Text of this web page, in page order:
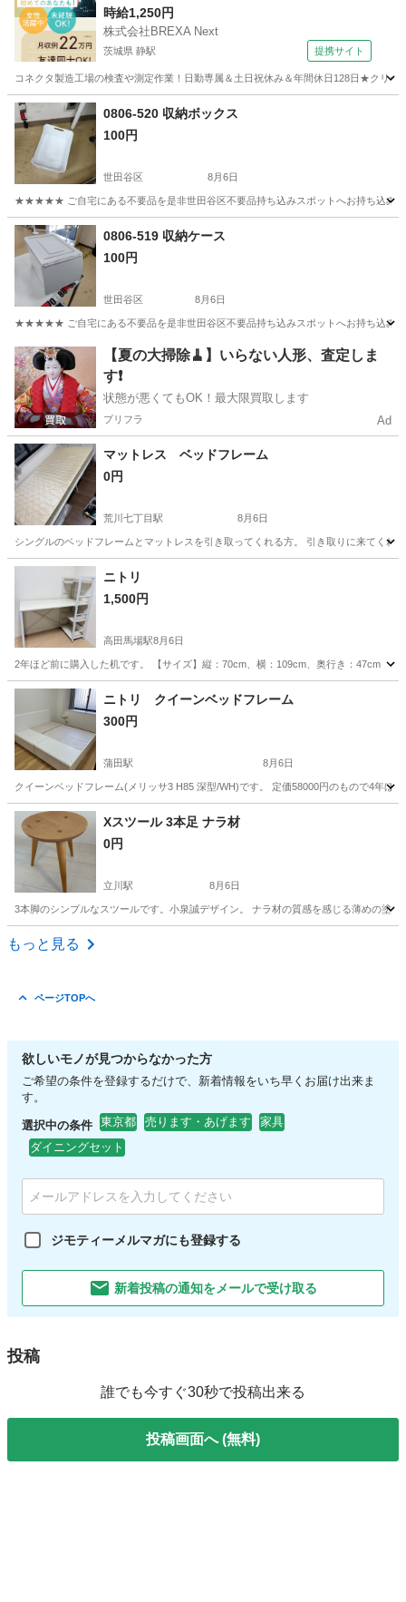
時給1,250円
株式会社BREXA Next
茨城県 静駅 提携サイト
コネクタ製造工場の検査や測定作業！日勤専属＆土日祝休み＆年間休日128日★クリ
茨城 常陸大宮市 その他
0806-520 収納ボックス
100円
世田谷区 8月6日
★★★★★ ご自宅にある不要品を是非世田谷区不要品持ち込みスポットへお持ち込みし
東京 世田谷区 収納家具 ボックス
0806-519 収納ケース
100円
世田谷区 8月6日
★★★★★ ご自宅にある不要品を是非世田谷区不要品持ち込みスポットへお持ち込みし
東京 世田谷区 収納家具 スポット
【夏の大掃除🧹】いらない人形、査定しま
す❗️
状態が悪くてもOK！最大限買取します
プリフラ Ad
マットレス ベッドフレーム
0円
荒川七丁目駅 8月6日
シングルのベッドフレームとマットレスを引き取ってくれる方。 引き取りに来てくれ
東京 足立区 荒川七丁目駅
ニトリ
1,500円
高田馬場駅8月6日
2年ほど前に購入した机です。 【サイズ】縦：70cm、横：109cm、奥行き：47cm
東京 新宿区 高田馬場駅 テーブル
ニトリ クイーンベッドフレーム
300円
蒲田駅 8月6日
クイーンベッドフレーム(メリッサ3 H85 深型/WH)です。 定価58000円のもので4年ほ
東京 大田区 ベッド
Xスツール 3本足 ナラ材
0円
立川駅 8月6日
3本脚のシンプルなスツールです。小泉誠デザイン。 ナラ材の質感を感じる薄めの塗
東京 立川市
もっと見る
ページTOPへ
欲しいモノが見つからなかった方
ご希望の条件を登録するだけで、新着情報をいち早くお届け出来ま
す。
選択中の条件 東京都 売ります・あげます
家具
ダイニングセット
ジモティーメルマガにも登録する
新着投稿の通知をメールで受け取る
投稿
誰でも今すぐ30秒で投稿出来る
投稿画面へ (無料)